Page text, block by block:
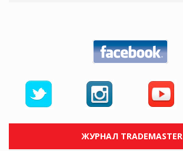
ЖУРНАЛ TRADEMASTER